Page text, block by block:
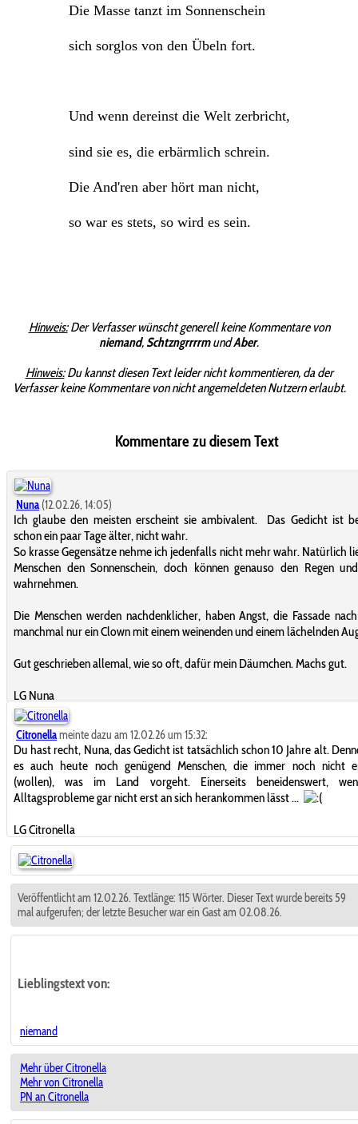
Die Masse tanzt im Sonnenschein
sich sorglos von den Übeln fort.
Und wenn dereinst die Welt zerbricht,
sind sie es, die erbärmlich schrein.
Die And'ren aber hört man nicht,
so war es stets, so wird es sein.
Hinweis:Der Verfasser wünscht generell keine Kommentare von
niemand, SchtzngrrrrmundAber.
Hinweis:Du kannst diesen Text leider nicht kommentieren, da der
Verfasser keine Kommentare von nicht angemeldeten Nutzern erlaubt.
Kommentare zu diesem Text
Nuna (12.02.26, 14:05)
Ich glaube den meisten erscheint sie ambivalent. Das Gedicht ist
schon ein paar Tage älter, nicht wahr.
So krasse Gegensätze nehme ich jedenfalls nicht mehr wahr. Natürlich
Menschen den Sonnenschein, doch können genauso den Regen
wahrnehmen.
Die Menschen werden nachdenklicher, haben Angst, die Fassade
manchmal nur ein Clown mit einem weinenden und einem lächelnden
Gut geschrieben allemal, wie so oft, dafür mein Däumchen. Machs gut.
LG Nuna
Citronellameinte dazu am 12.02.26 um 15:32:
Du hast recht, Nuna, das Gedicht ist tatsächlich schon 10 Jahre alt.
es auch heute noch genügend Menschen, die immer noch nicht
(wollen), was im Land vorgeht. Einerseits beneidenswert,
Alltagsprobleme gar nicht erst an sich herankommen lässt ...
LG Citronella
Veröffentlicht am 12.02.26. Textlänge: 115 Wörter. Dieser Text wurde bereits 59
mal aufgerufen; der letzte Besucher war ein Gast am 02.08.26.
Lieblingstextvon:
niemand
Mehr über Citronella
Mehr von Citronella
PN an Citronella